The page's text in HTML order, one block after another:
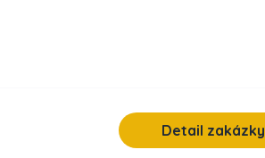
Detail zakázky